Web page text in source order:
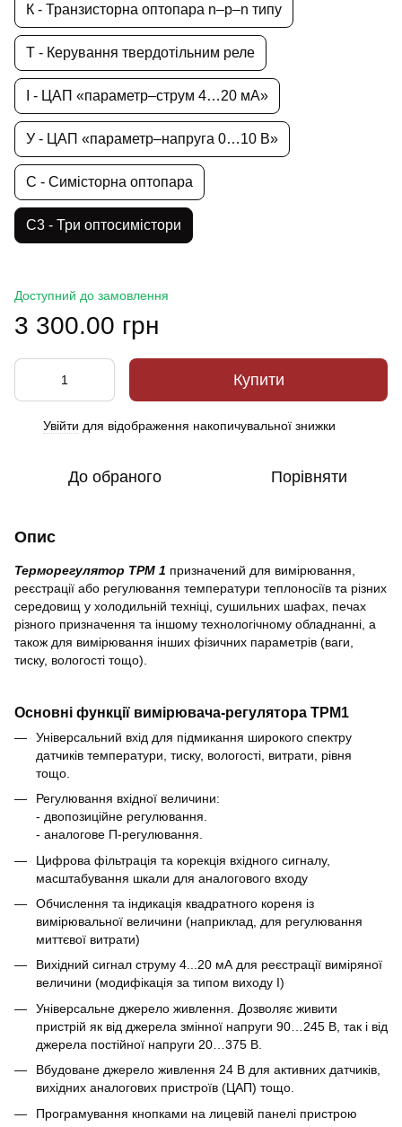
К - Транзисторна оптопара n–p–n типу
Т - Керування твердотільним реле
І - ЦАП «параметр–струм 4…20 мА»
У - ЦАП «параметр–напруга 0…10 В»
С - Симісторна оптопара
С3 - Три оптосимістори
Доступний до замовлення
3 300.00 грн
Купити
Увійти для відображення накопичувальної знижки
До обраного Порівняти
Опис
Терморегулятор ТРМ 1 призначений для вимірювання,
реєстрації або регулювання температури теплоносіїв та різних
середовищ у холодильній техніці, сушильних шафах, печах
різного призначення та іншому технологічному обладнанні, а
також для вимірювання інших фізичних параметрів (ваги,
тиску, вологості тощо).
Основні функції вимірювача-регулятора ТРМ1
Універсальний вхід для підмикання широкого спектру
датчиків температури, тиску, вологості, витрати, рівня
тощо.
Регулювання вхідної величини:
- двопозиційне регулювання.
- аналогове П-регулювання.
Цифрова фільтрація та корекція вхідного сигналу,
масштабування шкали для аналогового входу
Обчислення та індикація квадратного кореня із
вимірювальної величини (наприклад, для регулювання
миттєвої витрати)
Вихідний сигнал струму 4...20 мА для реєстрації виміряної
величини (модифікація за типом виходу І)
Універсальне джерело живлення. Дозволяє живити
пристрій як від джерела змінної напруги 90…245 В, так і від
джерела постійної напруги 20…375 В.
Вбудоване джерело живлення 24 В для активних датчиків,
вихідних аналогових пристроїв (ЦАП) тощо.
Програмування кнопками на лицевій панелі пристрою